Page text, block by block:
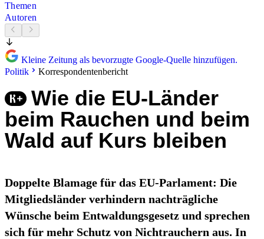
Themen
Autoren
Kleine Zeitung als bevorzugte Google-Quelle hinzufügen.
Politik
Korrespondentenbericht
Wie die EU-Länder
beim Rauchen und beim
Wald auf Kurs bleiben
Doppelte Blamage für das EU-Parlament: Die
Mitgliedsländer verhindern nachträgliche
Wünsche beim Entwaldungsgesetz und sprechen
sich für mehr Schutz von Nichtrauchern aus. In